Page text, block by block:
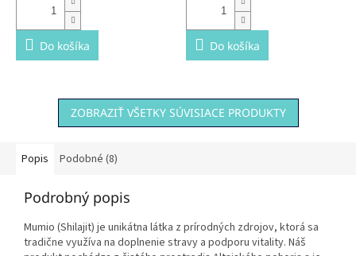
Do košíka Do košíka
ZOBRAZIŤ VŠETKY SÚVISIACE PRODUKTY
Popis Podobné (8)
Podrobný popis
Mumio (Shilajit) je unikátna látka z prírodných zdrojov, ktorá sa
tradične využíva na doplnenie stravy a podporu vitality. Náš